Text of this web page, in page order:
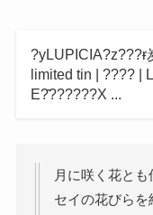
?yLUPICIA?z???ɍ
limited tin | ???? |
E?̂??????X ...
月に咲く花と
セイの花びらを